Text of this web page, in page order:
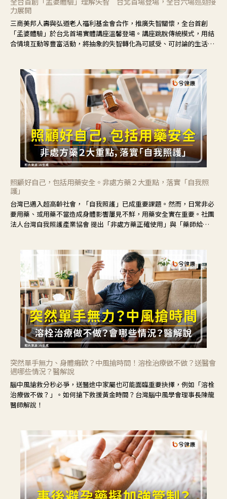
力展開
三商美邦人壽與弘道老人福利基金會合作，推廣失智關懷，全台首創
「孟婆體驗」於台北首場實體講座溫馨登場。講座跳脫傳統模式，用結
合情境互動等豐富活動，將抽象的失智轉化為可感受、可討論的生活情
照顧好自己，包括用藥安全。非處方藥２大重點，落實「自我照
護」
台灣已邁入超高齡社會，「自我照護」已成重要課題。然而，日常非必
要用藥、或用藥不當造成身體影響屢見不鮮，用藥安全實在重要。社團
法人台灣自我照護產業協會 提出「非處方藥正確使用」與「藥師給
突然單手無力、身體癱軟？中風搶時間！溶栓治療做不做？送醫會
遇哪些情況？醫解說
腦中風搶救分秒必爭，送醫途中家屬也可能面臨重要抉擇，例如「溶栓
治療做不做？」。如何搶下救援黃金時間？台灣腦中風學會理事長陳龍
醫師解說！